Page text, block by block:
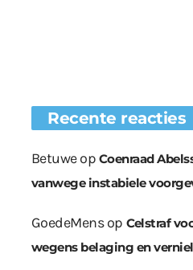
Recente reacties
Betuweop Coenraad
vanwege instabiele
GoedeMensop Celstraf
wegens belaging en